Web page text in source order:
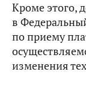
Кроме этого,
в
по приему
изменения